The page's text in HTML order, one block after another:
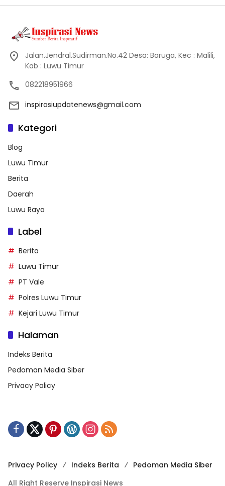
Jalan.Jendral.Sudirman.No.42 Desa: Baruga, Kec : Malili,
Kab : Luwu Timur
082218951966
inspirasiupdatenews@gmail.com
Kategori
Blog
Luwu Timur
Berita
Daerah
Luwu Raya
Label
Berita
Luwu Timur
PT Vale
Polres Luwu Timur
Kejari Luwu Timur
Halaman
Indeks Berita
Pedoman Media Siber
Privacy Policy
Privacy Policy Indeks Berita
Pedoman Media Siber
All Right Reserve Inspirasi News